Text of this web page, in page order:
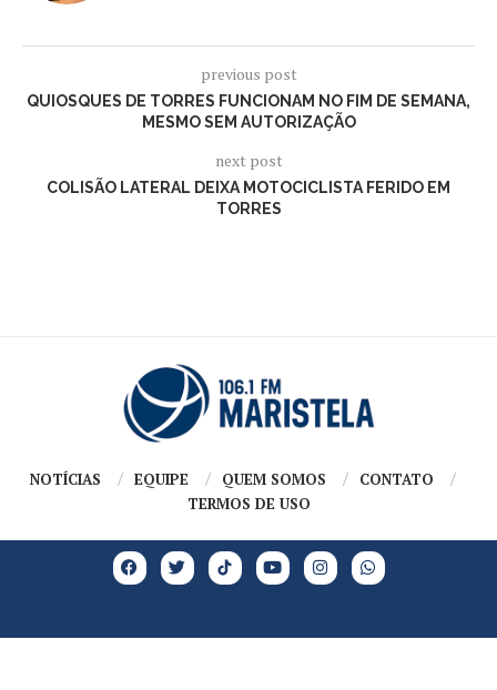
previous post
QUIOSQUES DE TORRES FUNCIONAM NO FIM DE SEMANA,
MESMO SEM AUTORIZAÇÃO
next post
COLISÃO LATERAL DEIXA MOTOCICLISTA FERIDO EM
TORRES
NOTÍCIAS EQUIPE QUEM SOMOS
CONTATO
TERMOS DE USO